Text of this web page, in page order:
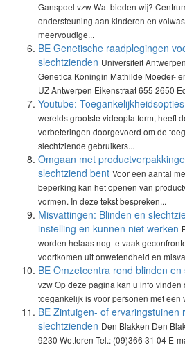
Ganspoel vzw Wat bieden wij?
ondersteuning aan kinderen en
meervoudige...
BE Genetische raadplegingen
slechtzienden Universiteit
Genetica Koningin Mathilde Moeder-
UZ Antwerpen Eikenstraat 655 2650
Youtube:
werelds grootste videoplatform, heeft
verbeteringen doorgevoerd om de
slechtziende gebruikers...
Omgaan met
slechtziend bent Voor een aantal
beperking kan het openen van
vormen. In deze tekst bespreken...
Misvattingen: Blinden en
instelling en kunnen niet werken
worden helaas nog te vaak
voortkomen uit onwetendheid en
BE Omzetcentra rond blinden en
vzw Op deze pagina kan u info vinden
toegankelijk is voor personen met een
BE Zintuigen- of ervaringstuinen
slechtzienden Den Blakken Den
9230 Wetteren Tel.: (09)366 31 04 E-